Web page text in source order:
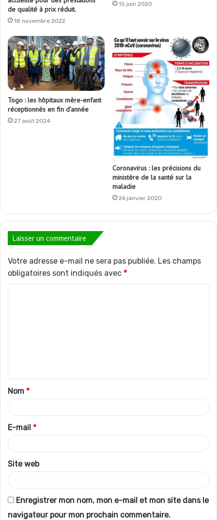
de qualité à prix réduit.
18 novembre 2022
15 juin 2020
Togo : les hôpitaux mère-enfant
réceptionnés en fin d’année
27 août 2024
Coronavirus : les précisions du
ministère de la santé sur la
maladie
26 janvier 2020
Laisser un commentaire
Votre adresse e-mail ne sera pas publiée. Les champs
obligatoires sont indiqués avec *
t
a
i
r
e
*
Nom *
E-mail *
Site web
Enregistrer mon nom, mon e-mail et mon site dans le
navigateur pour mon prochain commentaire.